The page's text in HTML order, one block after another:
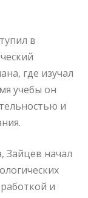
в
где изучал
учебы он
и
Зайцев начал
и